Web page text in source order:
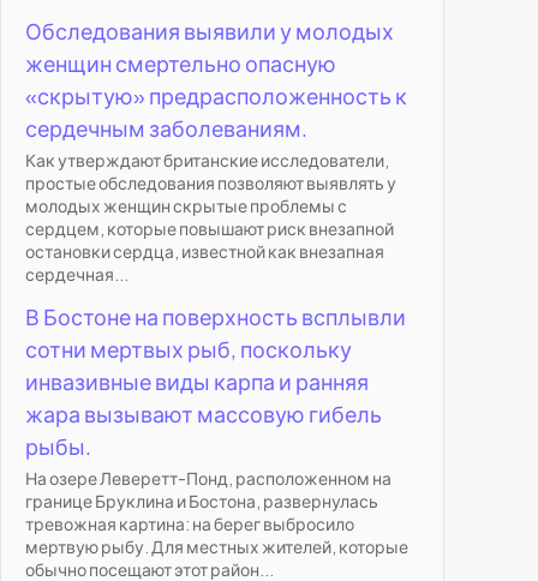
Обследования выявили у молодых
женщин смертельно опасную
«скрытую» предрасположенность к
сердечным заболеваниям.
Как утверждают британские исследователи,
простые обследования позволяют выявлять у
молодых женщин скрытые проблемы с
сердцем, которые повышают риск внезапной
остановки сердца, известной как внезапная
сердечная...
В Бостоне на поверхность всплывли
сотни мертвых рыб, поскольку
инвазивные виды карпа и ранняя
жара вызывают массовую гибель
рыбы.
На озере Леверетт-Понд, расположенном на
границе Бруклина и Бостона, развернулась
тревожная картина: на берег выбросило
мертвую рыбу. Для местных жителей, которые
обычно посещают этот район...